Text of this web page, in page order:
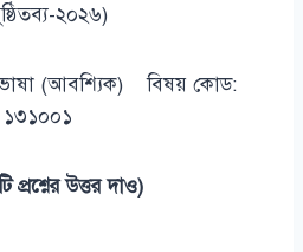
২০২৬)
ভাষা (আবশ্যিক) বিষয় কোড:
১৩১০০১
উত্তর দাও)